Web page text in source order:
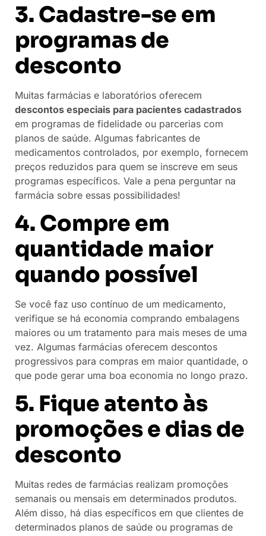
3. Cadastre-se em
programas de
desconto
Muitas farmácias e laboratórios oferecem
descontos especiais para pacientes cadastrados
em programas de fidelidade ou parcerias com
planos de saúde. Algumas fabricantes de
medicamentos controlados, por exemplo, fornecem
preços reduzidos para quem se inscreve em seus
programas específicos. Vale a pena perguntar na
farmácia sobre essas possibilidades!
4. Compre em
quantidade maior
quando possível
Se você faz uso contínuo de um medicamento,
verifique se há economia comprando embalagens
maiores ou um tratamento para mais meses de uma
vez. Algumas farmácias oferecem descontos
progressivos para compras em maior quantidade, o
que pode gerar uma boa economia no longo prazo.
5. Fique atento às
promoções e dias de
desconto
Muitas redes de farmácias realizam promoções
semanais ou mensais em determinados produtos.
Além disso, há dias específicos em que clientes de
determinados planos de saúde ou programas de